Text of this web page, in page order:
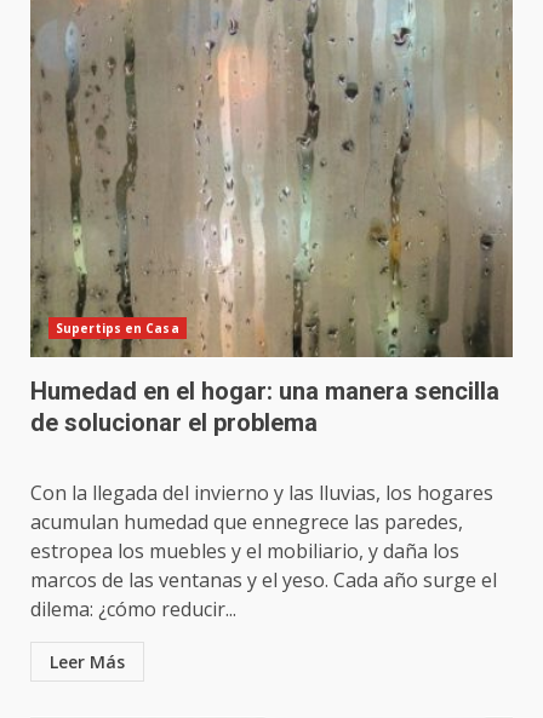
Supertips en Casa
Humedad en el hogar: una manera sencilla
de solucionar el problema
Con la llegada del invierno y las lluvias, los hogares
acumulan humedad que ennegrece las paredes,
estropea los muebles y el mobiliario, y daña los
marcos de las ventanas y el yeso. Cada año surge el
dilema: ¿cómo reducir...
Leer Más